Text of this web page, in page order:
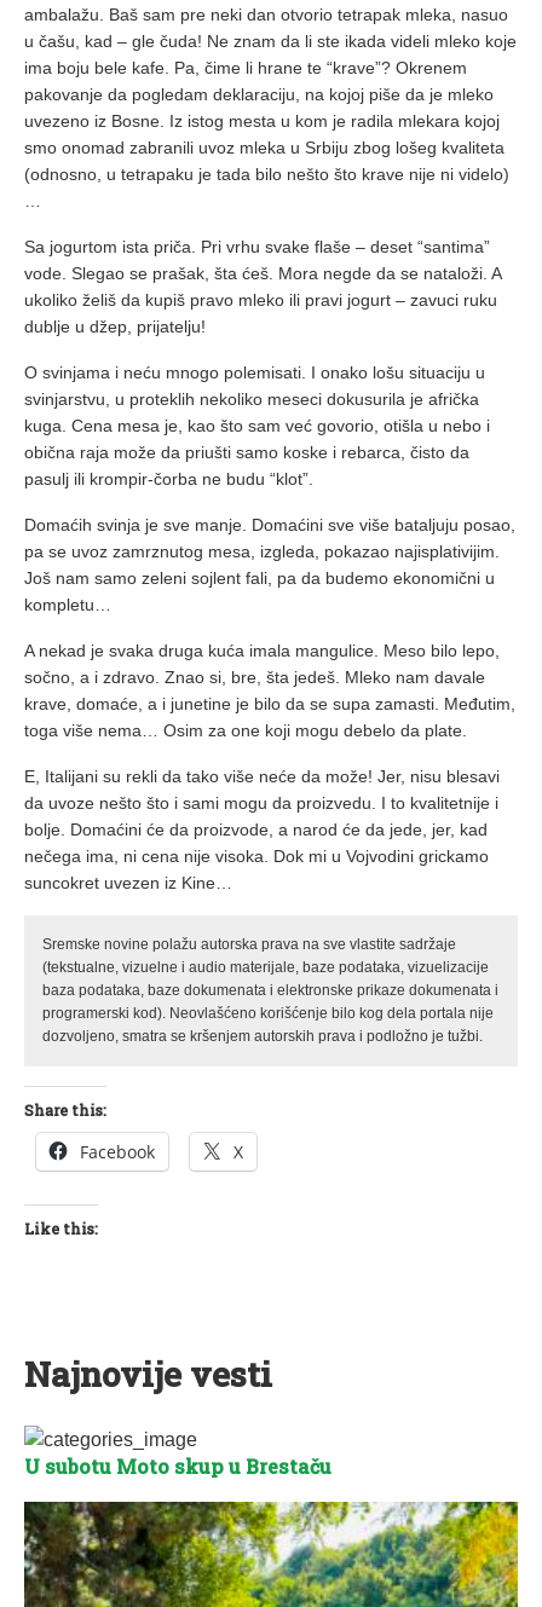
ambalažu. Baš sam pre neki dan otvorio tetrapak mleka, nasuo
u čašu, kad – gle čuda! Ne znam da li ste ikada videli mleko koje
ima boju bele kafe. Pa, čime li hrane te “krave”? Okrenem
pakovanje da pogledam deklaraciju, na kojoj piše da je mleko
uvezeno iz Bosne. Iz istog mesta u kom je radila mlekara kojoj
smo onomad zabranili uvoz mleka u Srbiju zbog lošeg kvaliteta
(odnosno, u tetrapaku je tada bilo nešto što krave nije ni videlo)
Sa jogurtom ista priča. Pri vrhu svake flaše – deset “santima”
vode. Slegao se prašak, šta ćeš. Mora negde da se nataloži. A
ukoliko želiš da kupiš pravo mleko ili pravi jogurt – zavuci ruku
dublje u džep, prijatelju!
O svinjama i neću mnogo polemisati. I onako lošu situaciju u
svinjarstvu, u proteklih nekoliko meseci dokusurila je afrička
kuga. Cena mesa je, kao što sam već govorio, otišla u nebo i
obična raja može da priušti samo koske i rebarca, čisto da
pasulj ili krompir-čorba ne budu “klot”.
Domaćih svinja je sve manje. Domaćini sve više bataljuju posao,
pa se uvoz zamrznutog mesa, izgleda, pokazao najisplativijim.
Još nam samo zeleni sojlent fali, pa da budemo ekonomični u
kompletu…
A nekad je svaka druga kuća imala mangulice. Meso bilo lepo,
sočno, a i zdravo. Znao si, bre, šta jedeš. Mleko nam davale
krave, domaće, a i junetine je bilo da se supa zamasti. Međutim,
toga više nema… Osim za one koji mogu debelo da plate.
E, Italijani su rekli da tako više neće da može! Jer, nisu blesavi
da uvoze nešto što i sami mogu da proizvedu. I to kvalitetnije i
bolje. Domaćini će da proizvode, a narod će da jede, jer, kad
nečega ima, ni cena nije visoka. Dok mi u Vojvodini grickamo
suncokret uvezen iz Kine…
Sremske novine polažu autorska prava na sve vlastite sadržaje
(tekstualne, vizuelne i audio materijale, baze podataka, vizuelizacije
baza podataka, baze dokumenata i elektronske prikaze dokumenata i
programerski kod). Neovlašćeno korišćenje bilo kog dela portala nije
dozvoljeno, smatra se kršenjem autorskih prava i podložno je tužbi.
Share this:
Facebook X
Like this:
Najnovije vesti
U subotu Moto skup u Brestaču